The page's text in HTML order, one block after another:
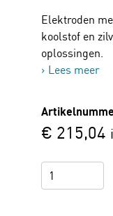
Elektroden
koolstof en
oplossingen.
Lees meer
€ 215,04